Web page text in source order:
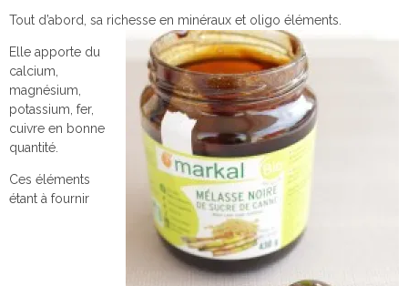
Tout d’abord, sa richesse en minéraux et oligo éléments.
Elle apporte du
calcium,
magnésium,
potassium, fer,
cuivre en bonne
quantité.
Ces éléments
étant à fournir